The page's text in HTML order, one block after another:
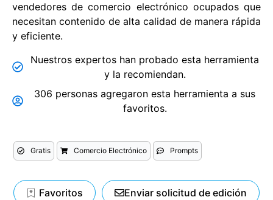
vendedores de comercio electrónico ocupados que
necesitan contenido de alta calidad de manera rápida
y eficiente.
Nuestros expertos han probado esta herramienta
y la recomiendan.
306 personas agregaron esta herramienta a sus
favoritos.
Gratis Comercio Electrónico Prompts
Favoritos Enviar solicitud de edición